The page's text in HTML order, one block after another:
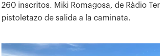
260 inscritos. Miki Romagosa, de Ràdio
pistoletazo de salida a la caminata.